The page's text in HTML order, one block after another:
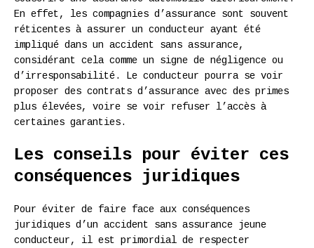
En effet, les compagnies d’assurance sont souvent
réticentes à assurer un conducteur ayant été
impliqué dans un accident sans assurance,
considérant cela comme un signe de négligence ou
d’irresponsabilité. Le conducteur pourra se voir
proposer des contrats d’assurance avec des primes
plus élevées, voire se voir refuser l’accès à
certaines garanties.
Les conseils pour éviter ces
conséquences juridiques
Pour éviter de faire face aux conséquences
juridiques d’un accident sans assurance jeune
conducteur, il est primordial de respecter